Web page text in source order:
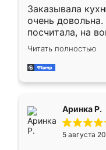
Заказывала
очень
посчитала, на
Замерщик
делу со всей
за день, ребята
Читать полностью
Аринка Р.
5 августа